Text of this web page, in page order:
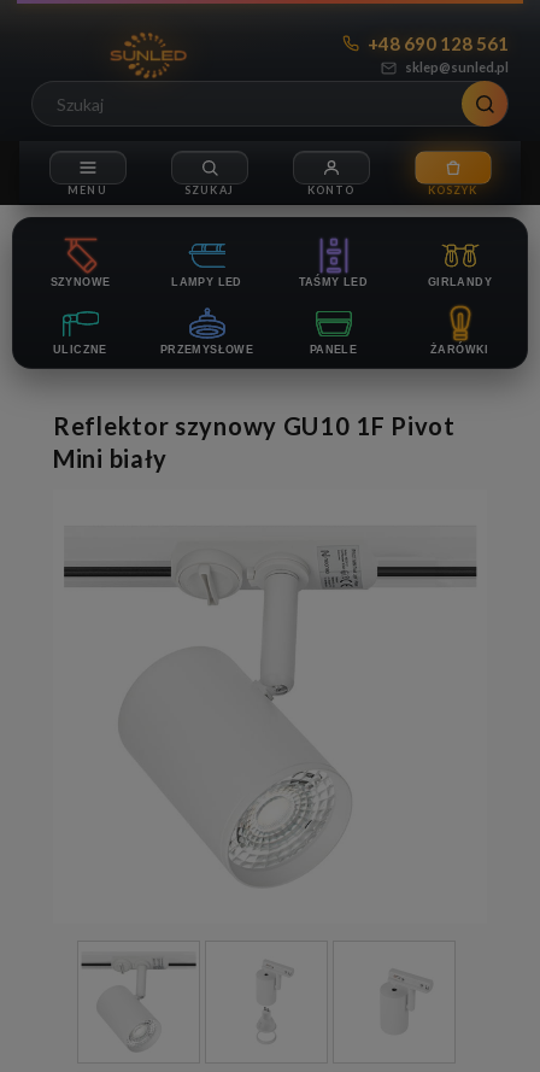
sklep@sunled.pl
+48 690 128 561
SZYNOWE LAMPY LED TAŚMY LED GIRLANDY
ULICZNE PRZEMYSŁOWE PANELE ŻARÓWKI
Reflektor szynowy GU10 1F Pivot
Mini biały